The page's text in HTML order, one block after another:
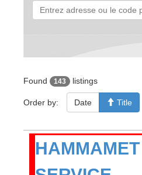
Found 143 listings
Order by: Date Title